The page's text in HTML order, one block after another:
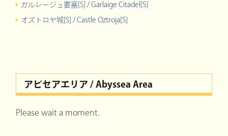
ガルレージュ要塞[S] / Garlaige Citadel[S]
オズトロヤ城[S] / Castle Oztroja[S]
アビセアエリア / Abyssea Area
Please wait a moment.